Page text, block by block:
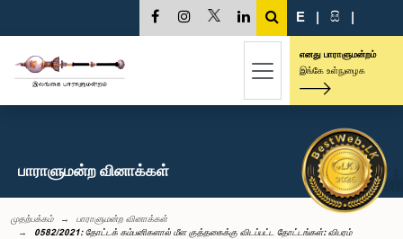
E | සි |
எனது பாராளுமன்றம்
இங்கே உள்நுழைக
பாராளுமன்ற வினாக்கள்
முதற்பக்கம்
பாராளுமன்ற வினாக்கள்
0582/2021: தோட்டக் கம்பனிகளால் மீள குத்தகைக்கு விடப்பட்ட தோட்டங்கள்: விபரம்